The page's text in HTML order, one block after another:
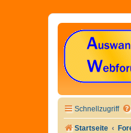
Schnellzugriff
Startseite